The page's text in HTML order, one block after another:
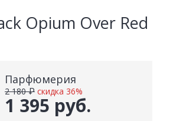
Opium Over Red
Парфюмерия
1 395 руб.
2 180 ₽ скидка 36%